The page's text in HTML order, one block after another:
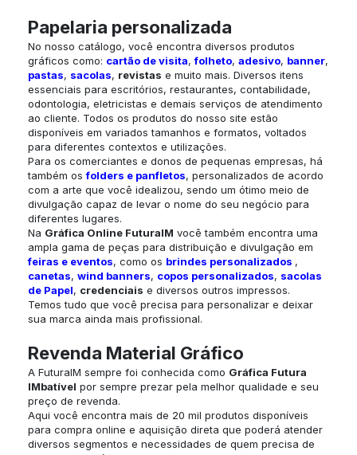
Papelaria personalizada
No nosso catálogo, você encontra diversos produtos
gráficos como: cartão de visita,folheto, adesivo, banner,
pastas, sacolas, revistas e muito mais. Diversos itens
essenciais para escritórios, restaurantes, contabilidade,
odontologia, eletricistas e demais serviços de atendimento
ao cliente. Todos os produtos do nosso site estão
disponíveis em variados tamanhos e formatos, voltados
para diferentes contextos e utilizações.
Para os comerciantes e donos de pequenas empresas, há
também osfolders e panfletos, personalizados de acordo
com a arte que você idealizou, sendo um ótimo meio de
divulgação capaz de levar o nome do seu negócio para
diferentes lugares.
Na Gráfica Online FuturaIM você também encontra uma
ampla gama de peças para distribuição e divulgação em
feiras e eventos, como os brindes personalizados ,
canetas, wind banners, copos personalizados, sacolas
de Papel, credenciais e diversos outros impressos.
Temos tudo que você precisa para personalizar e deixar
sua marca ainda mais profissional.
Revenda Material Gráfico
A FuturaIM sempre foi conhecida como Gráfica Futura
IMbatível por sempre prezar pela melhor qualidade e seu
preço de revenda.
Aqui você encontra mais de 20 mil produtos disponíveis
para compra online e aquisição direta que poderá atender
diversos segmentos e necessidades de quem precisa de